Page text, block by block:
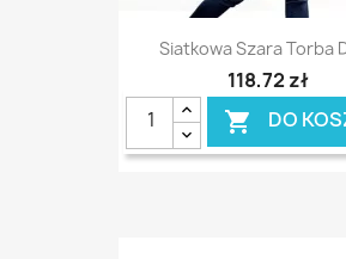
Siatkowa Szara Torba
118,72 zł
 DO